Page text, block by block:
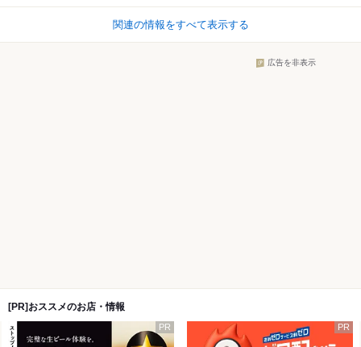
関連の情報をすべて表示する
広告を非表示
[PR]おススメのお店・情報
PR PR